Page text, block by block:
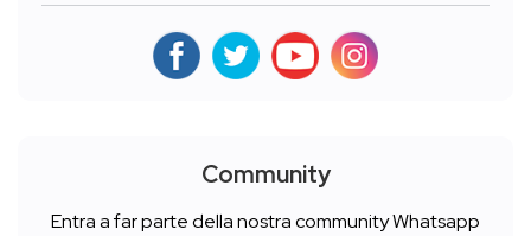
Community
Entra a far parte della nostra community Whatsapp